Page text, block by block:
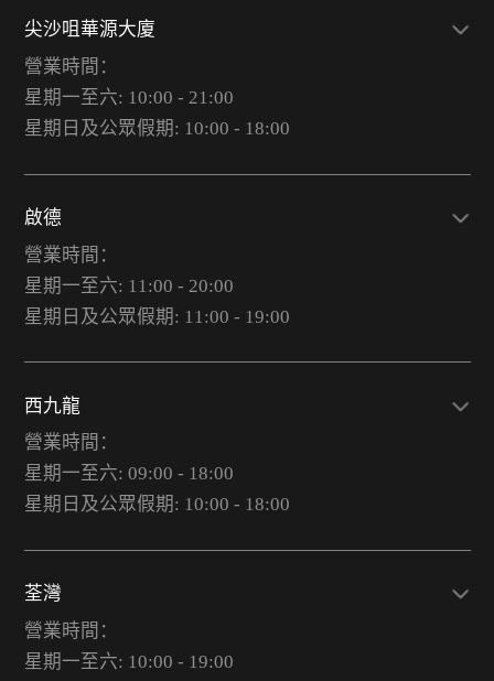
尖沙咀華源大廈
營業時間：
星期一至六: 10:00 - 21:00
星期日及公眾假期: 10:00 - 18:00
啟德
營業時間：
星期一至六: 11:00 - 20:00
星期日及公眾假期: 11:00 - 19:00
西九龍
營業時間：
星期一至六: 09:00 - 18:00
星期日及公眾假期: 10:00 - 18:00
荃灣
營業時間：
星期一至六: 10:00 - 19:00